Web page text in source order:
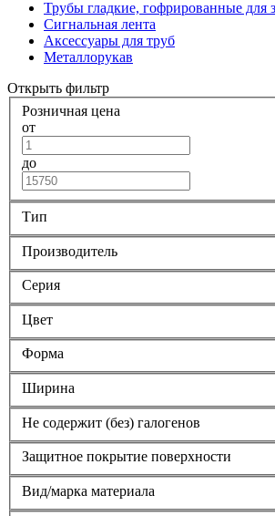
Трубы гладкие, гофрированные для
Сигнальная лента
Аксессуары для труб
Металлорукав
Открыть фильтр
Розничная цена
от
до
Тип
Производитель
Серия
Цвет
Форма
Ширина
Не содержит (без) галогенов
Защитное покрытие поверхности
Вид/марка материала